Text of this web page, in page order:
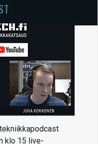
klo 15 live-